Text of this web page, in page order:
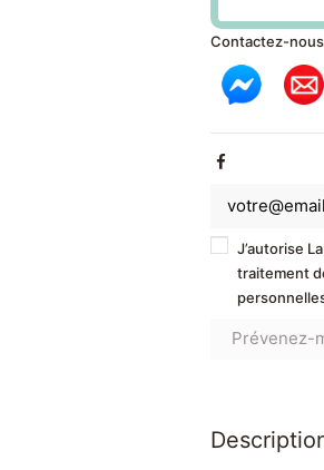
Contactez-
J’autorise
traitement